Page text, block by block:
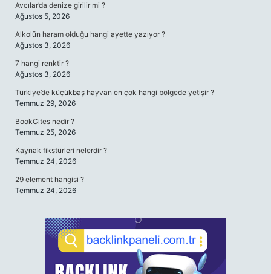
Avcılar’da denize girilir mi ?
Ağustos 5, 2026
Alkolün haram olduğu hangi ayette yazıyor ?
Ağustos 3, 2026
7 hangi renktir ?
Ağustos 3, 2026
Türkiye’de küçükbaş hayvan en çok hangi bölgede yetişir ?
Temmuz 29, 2026
BookCites nedir ?
Temmuz 25, 2026
Kaynak fikstürleri nelerdir ?
Temmuz 24, 2026
29 element hangisi ?
Temmuz 24, 2026